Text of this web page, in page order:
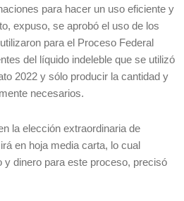
para hacer un uso eficiente y
expuso, se aprobó el uso de los
para el Proceso Federal
del líquido indeleble que se utilizó
2022 y sólo producir la cantidad y
necesarios.
la elección extraordinaria de
en hoja media carta, lo cual
y dinero para este proceso, precisó